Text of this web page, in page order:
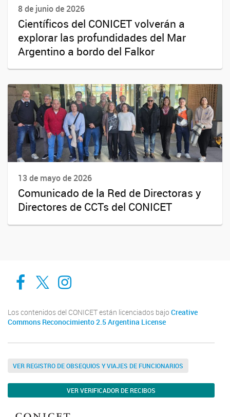
8 de junio de 2026
Científicos del CONICET volverán a
explorar las profundidades del Mar
Argentino a bordo del Falkor
13 de mayo de 2026
Comunicado de la Red de Directoras y
Directores de CCTs del CONICET
Cadic en RedCADIC Ushuaia
Cadic en Red
Los contenidos del CONICET están licenciados bajo Creative
Commons Reconocimiento 2.5 Argentina License
VER REGISTRO DE OBSEQUIOS Y VIAJES DE FUNCIONARIOS
VER VERIFICADOR DE RECIBOS